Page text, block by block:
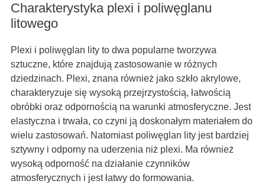
Charakterystyka plexi i poliwęglanu
litowego
Plexi i poliwęglan lity to dwa popularne tworzywa
sztuczne, które znajdują zastosowanie w różnych
dziedzinach. Plexi, znana również jako szkło akrylowe,
charakteryzuje się wysoką przejrzystością, łatwością
obróbki oraz odpornością na warunki atmosferyczne. Jest
elastyczna i trwała, co czyni ją doskonałym materiałem do
wielu zastosowań. Natomiast poliwęglan lity jest bardziej
sztywny i odporny na uderzenia niż plexi. Ma również
wysoką odporność na działanie czynników
atmosferycznych i jest łatwy do formowania.